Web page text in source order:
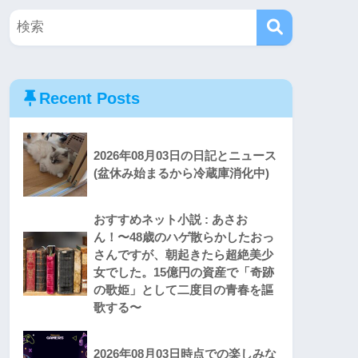
Recent Posts
2026年08月03日の日記とニュース
(盆休み始まるから冷蔵庫消化中)
おすすめネット小説 : あさお
ん！〜48歳のハゲ散らかしたおっ
さんですが、朝起きたら超絶美少
女でした。15億円の資産で「奇跡
の歌姫」として二度目の青春を謳
歌する〜
2026年08月03日時点での楽しみな